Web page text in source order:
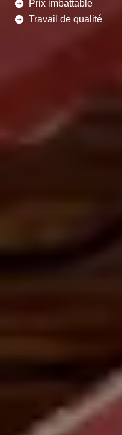
Prix imbattable
Travail de qualité